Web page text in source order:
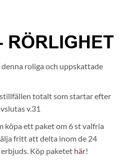
RÖRLIGHET
roliga och uppskattade
totalt som startar efter
v.31
köpa ett paket om 6 st valfria
fritt att delta inom de 24
Köp paketet här!